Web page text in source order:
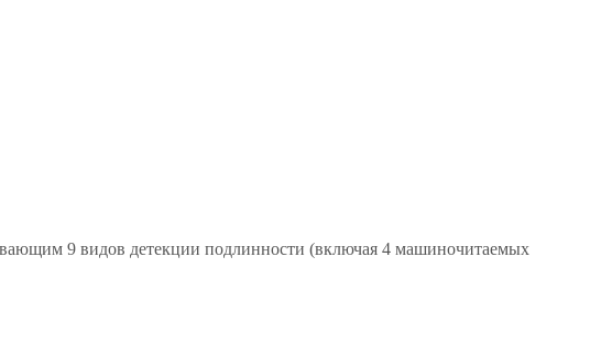
9 видов детекции подлинности (включая 4 машиночитаемых